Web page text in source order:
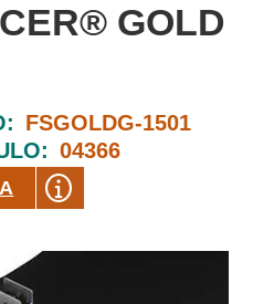
GOLD
FSGOLDG-1501
04366